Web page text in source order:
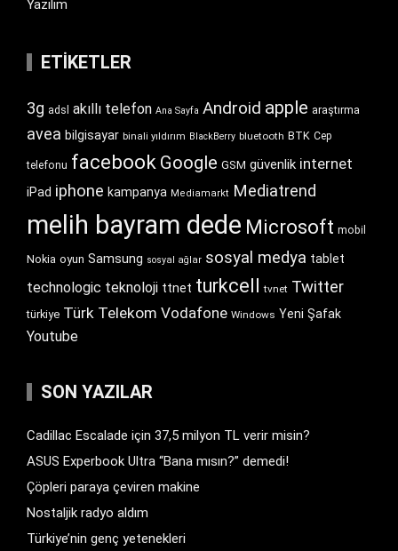
Yazılım
ETIKETLER
3g adsl akıllı telefon Ana Sayfa Android apple araştırma
avea bilgisayar binali yıldırım BlackBerry bluetooth BTK Cep
telefonu facebook Google GSM güvenlik internet
iPad iphone kampanya Mediamarkt Mediatrend
melih bayram dede Microsoft mobil
Nokia oyun Samsung sosyal ağlar sosyal medya tablet
technologic teknoloji ttnet turkcell tvnet Twitter
türkiye Türk Telekom Vodafone Windows Yeni Şafak
Youtube
SON YAZILAR
Cadillac Escalade için 37,5 milyon TL verir misin?
ASUS Experbook Ultra “Bana mısın?” demedi!
Çöpleri paraya çeviren makine
Nostaljik radyo aldım
Türkiye’nin genç yetenekleri